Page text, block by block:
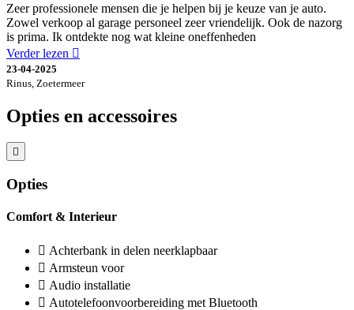
Zeer professionele mensen die je helpen bij je keuze van je auto.
Zowel verkoop al garage personeel zeer vriendelijk. Ook de nazorg
is prima. Ik ontdekte nog wat kleine oneffenheden
Verder lezen
23-04-2025
Rinus, Zoetermeer
Opties en accessoires
Opties
Comfort & Interieur
Achterbank in delen neerklapbaar
Armsteun voor
Audio installatie
Autotelefoonvoorbereiding met Bluetooth